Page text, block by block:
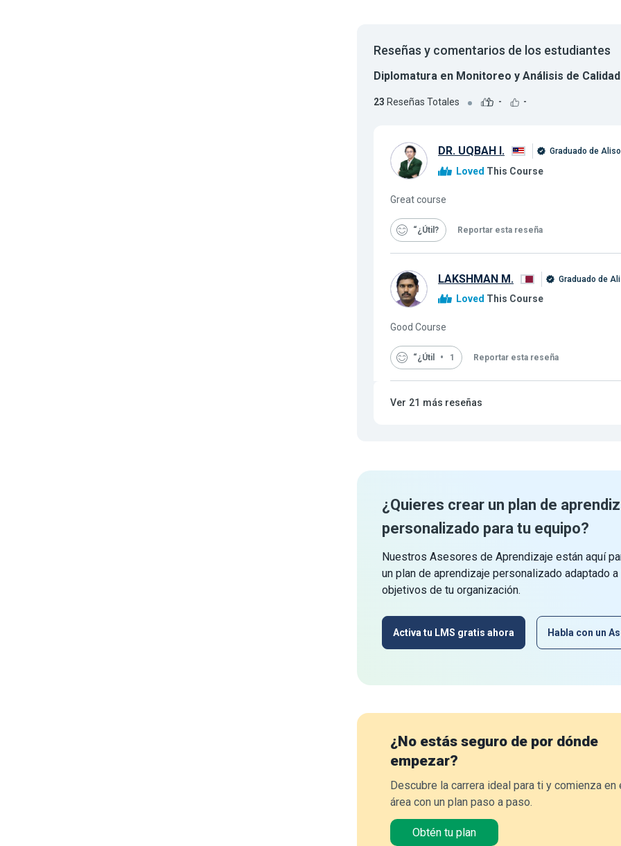
Reseñas y comentarios de los estudiantes
Diplomatura en Monitoreo y Análisis de
23 Reseñas Totales - -
DR. UQBAH I. Graduado de
Loved This Course
Great course
“¿Útil Reportar esta reseña
LAKSHMAN M. Graduado de
Loved This Course
Good Course
“¿Útil 1 Reportar esta reseña
Ver 21 más reseñas
¿Quieres crear un plan de
personalizado para tu equipo?
Nuestros Asesores de Aprendizaje están aquí
un plan de aprendizaje personalizado adaptado
objetivos de tu organización.
Activa tu LMS gratis ahora Habla con un
¿No estás seguro de por dónde
empezar?
Descubre la carrera ideal para ti y comienza en
área con un plan paso a paso.
Obtén tu plan